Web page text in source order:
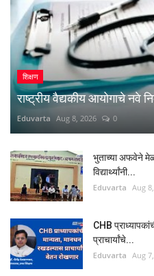
शिक्षण
राष्ट्रीय वैद्यकीय आयोगाचे नवे
Eduvarta Aug 8, 2026 0
भुताच्या अफवेने
विद्यार्थ्यांनी...
Eduvarta Aug
CHB
प्राचार्यांचे...
Eduvarta Aug